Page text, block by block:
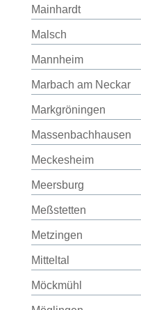
Mainhardt
Malsch
Mannheim
Marbach am Neckar
Markgröningen
Massenbachhausen
Meckesheim
Meersburg
Meßstetten
Metzingen
Mitteltal
Möckmühl